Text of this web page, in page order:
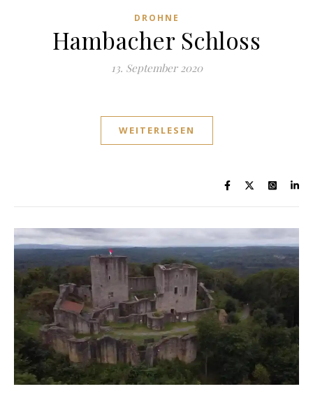
DROHNE
Hambacher Schloss
13. September 2020
WEITERLESEN